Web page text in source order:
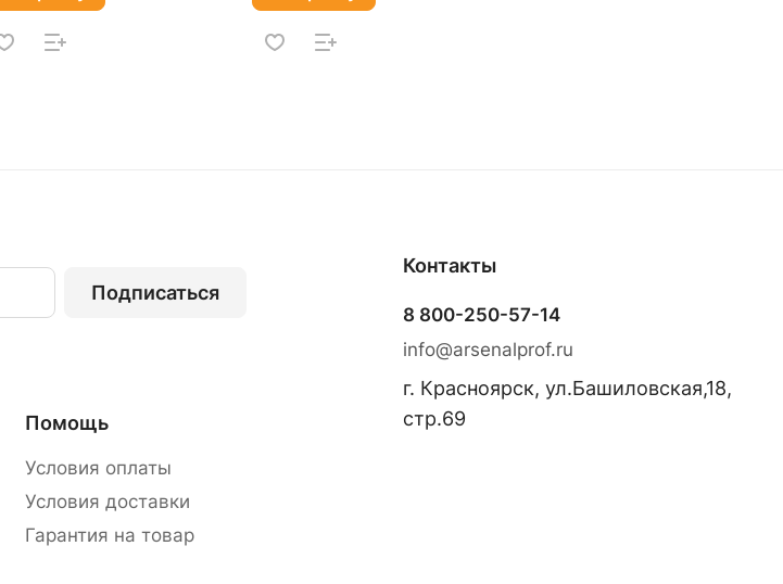
Подписаться
Помощь
Условия оплаты
Условия доставки
Гарантия на товар
Контакты
8 800-250-57-14
info@arsenalprof.ru
г. Красноярск, ул.Башиловская,18,
стр.69